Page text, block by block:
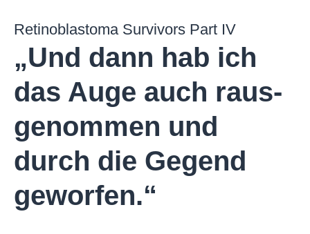
Retinoblastoma Survivors Part IV
„Und dann hab ich
das Auge auch raus­
genommen und
durch die Gegend
geworfen.“​